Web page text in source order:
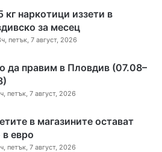
кг наркотици иззети в
за месец
петък, 7 август, 2026
да правим в Пловдив (07.08–
петък, 7 август, 2026
в магазините остават
евро
петък, 7 август, 2026